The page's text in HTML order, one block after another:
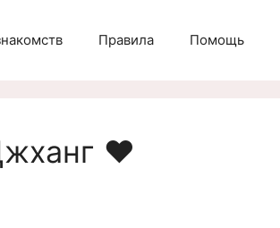
Правила Помощь
❤️